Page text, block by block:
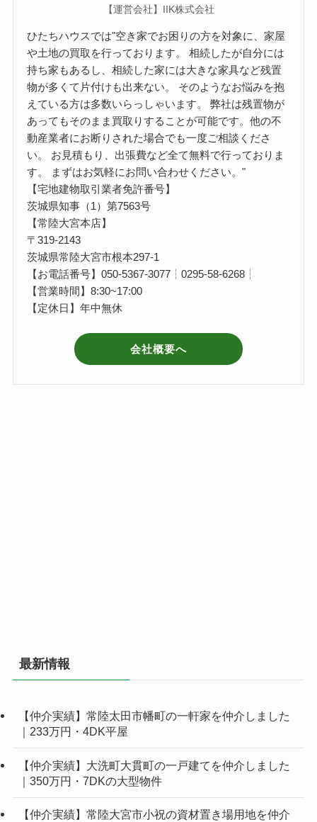
【運営会社】IIK株式会社
ひたちハウスでは"空き家でお困りの方を対象に、家屋
や土地の買取を行っております。 相続したが自分には
持ち家もあるし、相続した家には大きな家具など残置
物が多くて片付けも出来ない。 そのようなお悩みを抱
えている方は多数いらっしゃいます。 弊社は残置物が
あってもそのまま買取りすることが可能です。他の不
動産業者にお断りされた場合でも一度ご相談くださ
い。 お見積もり、出張費など全て無料で行っておりま
す。 まずはお気軽にお問い合わせください。"
【宅地建物取引業者免許番号】
茨城県知事（1）第7563号
【常陸大宮本店】
〒319-2143
茨城県常陸大宮市根本297-1
【お電話番号】050-5367-3077┆0295-58-6268┆
【営業時間】8:30~17:00
【定休日】年中無休
会社概要へ
最新情報
【仲介実績】常陸太田市幡町の一軒家を仲介しました
｜233万円・4DK平屋
【仲介実績】大洗町大貫町の一戸建てを仲介しました
｜350万円・7DKの大型物件
【仲介実績】常陸大宮市小祝の資材置き場用地を仲介